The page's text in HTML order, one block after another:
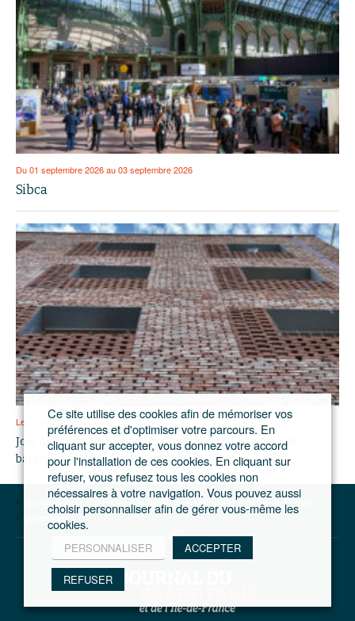
Du 01 septembre 2026 au 03 septembre 2026
Sibca
Le 16 septembre 2026
Journée francilienne de l’économie circulaire dans le
bâtiment et l’aménagement
Le journal du Grand Paris – L'actualité du développement de l'Ile-de-France
Collectivités
Ce site utilise des cookies afin de mémoriser vos
préférences et d'optimiser votre parcours. En
cliquant sur accepter, vous donnez votre accord
pour l'installation de ces cookies. En cliquant sur
refuser, vous refusez tous les cookies non
nécessaires à votre navigation. Vous pouvez aussi
choisir personnaliser afin de gérer vous-même les
cookies.
PERSONNALISER ACCEPTER
REFUSER